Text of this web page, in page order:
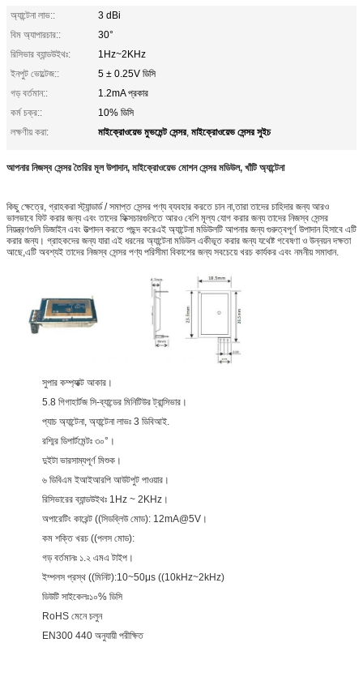
অ্যান্টেনা লাভ::
3 dBi
বিম অ্যাপারচার::
30°
রিসিভার ব্যান্ডউইথঃ:
1Hz~2KHz
ইনপুট ভোল্টেজ::
5 ± 0.25V ডিসি
গড় বর্তমান::
1.2mA প্রকার
কর্ম চক্র::
10% ডিসি
লক্ষণীয় করা:
মাইক্রোওয়েভ মুভমেন্ট সেন্সর, মাইক্রোওয়েভ সেন্সর সুইচ
আপনার নিজস্ব সেন্সর তৈরির মূল উপাদান, মাইক্রোওয়েভ মোশন সেন্সর মডিউল, খাঁটি অ্যান্টেনা
কিছু ক্ষেত্রে, গ্রাহকরা স্ট্যান্ডার্ড / সমাপ্ত সেন্সর পণ্য ব্যবহার করতে চান না,তারা তাদের চাহিদার জন্য আরও
ভালভাবে ফিট করার জন্য এবং তাদের ফিক্সচারগুলিতে আরও বেশি মূল্য যোগ করার জন্য তাদের নিজস্ব সেন্সর
নিয়ন্ত্রণগুলি ডিজাইন এবং উত্পাদন করতে পছন্দ করেএই অ্যান্টেনা মডিউলটি আপনার জন্য গুরুত্বপূর্ণ উপাদান হিসাবে এটি
করার জন্য। গ্রাহকদের জন্য যারা এই ধরনের অ্যান্টেনা মডিউল একীভূত করার জন্য যথেষ্ট গবেষণা ও উন্নয়ন দক্ষতা
আছে,এটি অবশ্যই তাদের নিজস্ব সেন্সর পণ্য পরিসীমা বিকাশের জন্য সবচেয়ে খরচ কার্যকর এবং নমনীয় সমাধান.
সুপার কম্প্যাক্ট আকার।
5.8 গিগাহার্টজ সি-ব্যান্ডের মিনিটিউর ট্রান্সিভার।
প্যাচ অ্যান্টেনা, অ্যান্টেনা লাভঃ 3 ডিবিআই.
রশ্মির ডিপার্টমেন্টঃ ৩০°।
দুইটা ভারসাম্যপূর্ণ মিশুক।
৬ ডিবিএম ইআইআরপি আউটপুট পাওয়ার।
রিসিভারের ব্যান্ডউইথঃ 1Hz ~ 2KHz।
অপারেটিং কারেন্ট ((সিডব্লিউ মোড): 12mA@5V।
কম শক্তি খরচ ((পলস মোড):
গড় বর্তমানঃ ১.২ এমএ টাইপ।
ইম্পলস প্রস্থ ((মিনিট):10~50μs ((10kHz~2kHz)
ডিউটি সাইকেলঃ১০% ডিসি
RoHS মেনে চলুন
EN300 440 অনুযায়ী পরীক্ষিত